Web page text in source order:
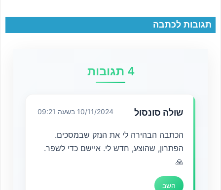
תגובות לכתבה
4 תגובות
שולה סונסול 10/11/2024 בשעה 09:21
הכתבה הבהירה לי את הנזק שבמסכים.
הפתרון, שהוצע, חדש לי. איישם כדי לשפר.
🙏
השב